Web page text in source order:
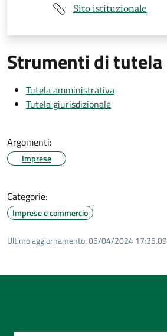
Sito istituzionale
Strumenti di tutela
Tutela amministrativa
Tutela giurisdizionale
Argomenti:
Imprese
Categorie:
Imprese e commercio
Ultimo aggiornamento:05/04/2024 17:35.09